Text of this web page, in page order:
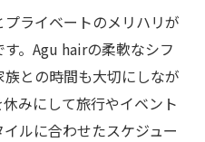
ライベートのメリハリが
。Agu hairの柔軟なシフ
との時間も大切にしなが
みにして旅行やイベント
ルに合わせたスケジュー